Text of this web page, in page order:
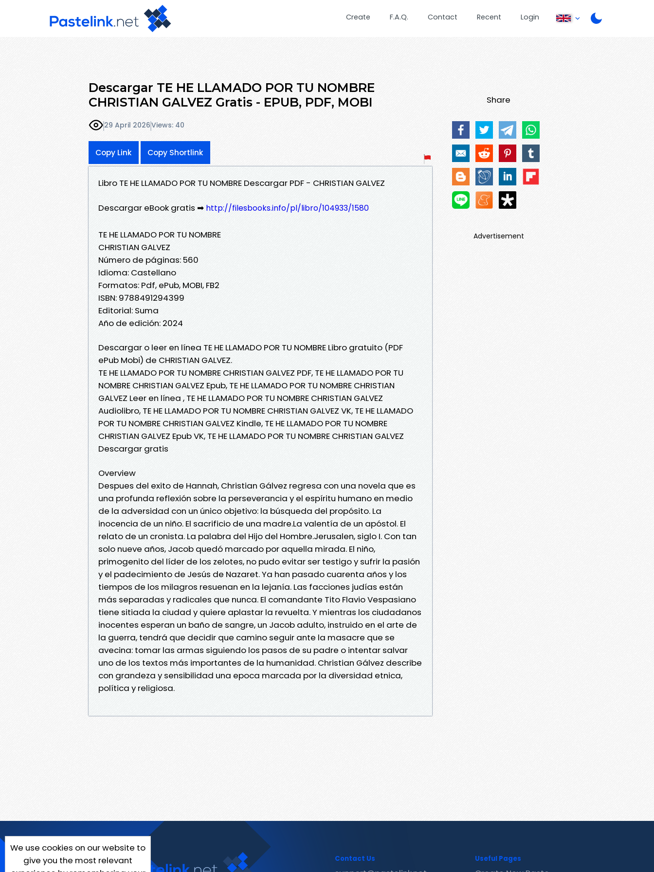
Create F.A.Q. Contact Recent Login
Descargar TE HE LLAMADO POR TU NOMBRE
CHRISTIAN GALVEZ Gratis - EPUB, PDF, MOBI
29 April 2026Views: 40
Copy Link Copy Shortlink
Libro TE HE LLAMADO POR TU NOMBRE Descargar PDF - CHRISTIAN GALVEZ
Descargar eBook gratis ➡ http://filesbooks.info/pl/libro/104933/1580
TE HE LLAMADO POR TU NOMBRE
CHRISTIAN GALVEZ
Número de páginas: 560
Idioma: Castellano
Formatos: Pdf, ePub, MOBI, FB2
ISBN: 9788491294399
Editorial: Suma
Año de edición: 2024
Descargar o leer en línea TE HE LLAMADO POR TU NOMBRE Libro gratuito (PDF
ePub Mobi) de CHRISTIAN GALVEZ.
TE HE LLAMADO POR TU NOMBRE CHRISTIAN GALVEZ PDF, TE HE LLAMADO POR TU
NOMBRE CHRISTIAN GALVEZ Epub, TE HE LLAMADO POR TU NOMBRE CHRISTIAN
GALVEZ Leer en línea , TE HE LLAMADO POR TU NOMBRE CHRISTIAN GALVEZ
Audiolibro, TE HE LLAMADO POR TU NOMBRE CHRISTIAN GALVEZ VK, TE HE LLAMADO
POR TU NOMBRE CHRISTIAN GALVEZ Kindle, TE HE LLAMADO POR TU NOMBRE
CHRISTIAN GALVEZ Epub VK, TE HE LLAMADO POR TU NOMBRE CHRISTIAN GALVEZ
Descargar gratis
Overview
Despues del exito de Hannah, Christian Gálvez regresa con una novela que es
una profunda reflexión sobre la perseverancia y el espíritu humano en medio
de la adversidad con un único objetivo: la búsqueda del propósito. La
inocencia de un niño. El sacrificio de una madre.La valentía de un apóstol. El
relato de un cronista. La palabra del Hijo del Hombre.Jerusalen, siglo I. Con tan
solo nueve años, Jacob quedó marcado por aquella mirada. El niño,
primogenito del líder de los zelotes, no pudo evitar ser testigo y sufrir la pasión
y el padecimiento de Jesús de Nazaret. Ya han pasado cuarenta años y los
tiempos de los milagros resuenan en la lejanía. Las facciones judías están
más separadas y radicales que nunca. El comandante Tito Flavio Vespasiano
tiene sitiada la ciudad y quiere aplastar la revuelta. Y mientras los ciudadanos
inocentes esperan un baño de sangre, un Jacob adulto, instruido en el arte de
la guerra, tendrá que decidir que camino seguir ante la masacre que se
avecina: tomar las armas siguiendo los pasos de su padre o intentar salvar
uno de los textos más importantes de la humanidad. Christian Gálvez describe
con grandeza y sensibilidad una epoca marcada por la diversidad etnica,
política y religiosa.
Share
Advertisement
We use cookies on our website to
give you the most relevant
Contact Us Useful Pages